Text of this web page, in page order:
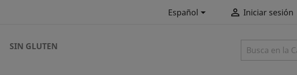
Español  Iniciar sesión
SIN GLUTEN